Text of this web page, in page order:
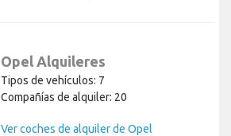
Opel Alquileres
Tipos de vehículos: 7
Compañías de alquiler: 20
Ver coches de alquiler de Opel